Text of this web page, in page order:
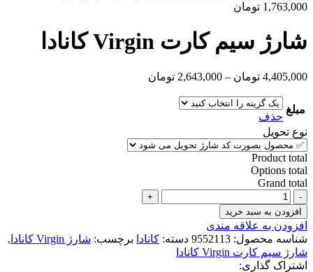
1,763,000 تومان
through
2,643,000 تومان
شارژ سیم کارت Virgin کانادا
4,405,000 تومان –
2,643,000 تومان
مبلغ
حذف
نوع تحویل
Product total
Options total
Grand total
شارژ
سیم
کارت
Virgin
کانادا
عدد
افزودن به سبد خرید
افزودن به علاقه مندی
شناسه محصول: 9552113 دسته: کانادا برچسب: شارژ Virgin کانادا
,
شارژ سیم کارت Virgin کانادا
اشتراک گذاری: